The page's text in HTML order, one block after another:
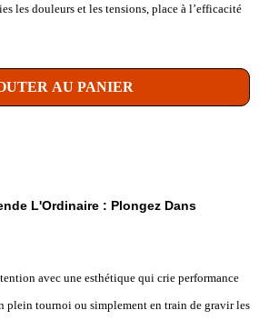
les douleurs et les tensions, place à l’efficacité
AU PANIER
L'Ordinaire : Plongez Dans
avec une esthétique qui crie performance
plein tournoi ou simplement en train de gravir les